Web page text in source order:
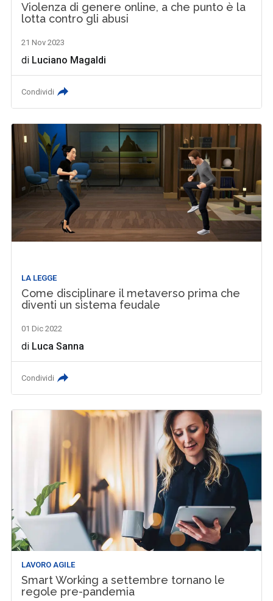
Violenza di genere online, a che punto è la
lotta contro gli abusi
21 Nov 2023
di Luciano Magaldi
Condividi
LA LEGGE
Come disciplinare il metaverso prima che
diventi un sistema feudale
01 Dic 2022
di Luca Sanna
Condividi
LAVORO AGILE
Smart Working a settembre tornano le
regole pre-pandemia